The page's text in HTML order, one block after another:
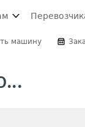
машину